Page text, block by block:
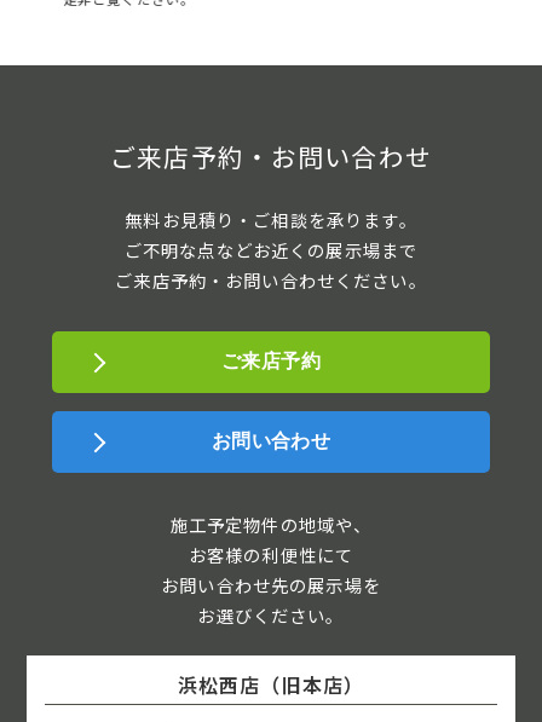
ご来店予約・お問い合わせ
無料お見積り・ご相談を承ります。
ご不明な点などお近くの展示場まで
ご来店予約・お問い合わせください。
ご来店予約
お問い合わせ
施工予定物件の地域や、
お客様の利便性にて
お問い合わせ先の展示場を
お選びください。
浜松西店（旧本店）